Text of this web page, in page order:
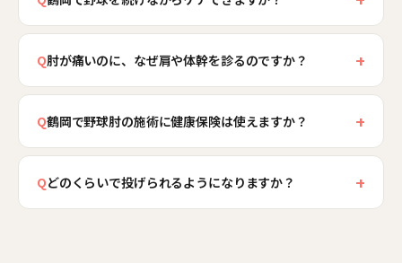
肘、とくに外側の障害は初期に痛みが出にくく、
ても重要です。当院ではその診断を前提に、肩甲
骨や体幹の柔軟性、投球フォームを整え、肘を守
る身体づくりを行います。痛みを我慢して投げ続
う。
はい、医療機関の方針を前提に、野球を続けたい
気持ちを尊重したプランをご提案します。腕だけ
で投げる手投げから抜け出せるよう、肩甲骨や股
伝えられる身体づくりを行います。投球数の管理
もあわせてご提案します。鶴岡は送迎が前提の地
域ですので、部活や少年野球の予定に合わせた通
Q肘が痛いのに、なぜ肩や体幹を診るのですか？ +
肘への負担は、多くの場合、肩甲骨や体幹、下半
身の使い方に原因があるためです。これらがうま
く使えず腕の力だけで投げると、肘に大きな負担
を検査し、投球の力を全身で分散できる身体づく
りを目指します。肘を休めるだけでは変わらなか
Q鶴岡で野球肘の施術に健康保険は使えますか？ +
受傷の急性期は健康保険の対象となる場合があり
ますが、柔軟性づくりやフォームの改善、再発予
防のコンディショニングは、原則として自費施術
Qどのくらいで投げられるようになりますか？ +